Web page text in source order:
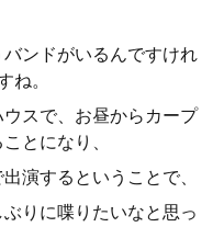
ンドがいるんですけれ
ね。
スで、お昼からカープ
とになり、
演するということで、
りに喋りたいなと思っ